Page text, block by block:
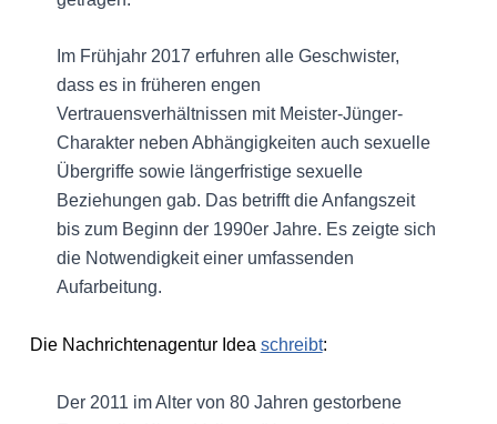
Im Frühjahr 2017 erfuhren alle Geschwister,
dass es in früheren engen
Vertrauensverhältnissen mit Meister-Jünger-
Charakter neben Abhängigkeiten auch sexuelle
Übergriffe sowie längerfristige sexuelle
Beziehungen gab. Das betrifft die Anfangszeit
bis zum Beginn der 1990er Jahre. Es zeigte sich
die Notwendigkeit einer umfassenden
Aufarbeitung.
Die Nachrichtenagentur Idea schreibt:
Der 2011 im Alter von 80 Jahren gestorbene